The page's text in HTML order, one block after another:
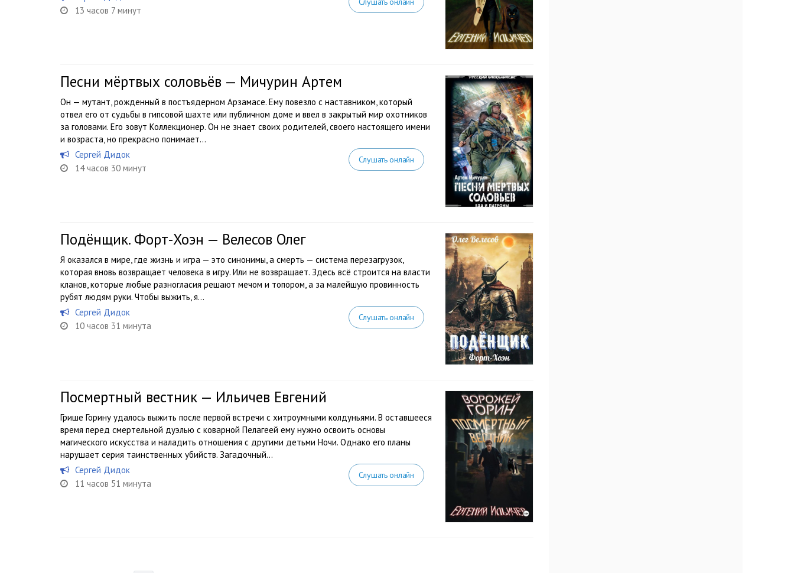
13 часов 7 минут
Песни мёртвых соловьёв — Мичурин Артем
Он — мутант, рожденный в постъядерном Арзамасе. Ему повезло с наставником, который
отвел его от судьбы в гипсовой шахте или публичном доме и ввел в закрытый мир охотников
за головами. Его зовут Коллекционер. Он не знает своих родителей, своего настоящего имени
и возраста, но прекрасно понимает...
Сергей Дидок
14 часов 30 минут
Слушать онлайн
Подёнщик. Форт-Хоэн — Велесов Олег
Я оказался в мире, где жизнь и игра — это синонимы, а смерть — система перезагрузок,
которая вновь возвращает человека в игру. Или не возвращает. Здесь всё строится на власти
кланов, которые любые разногласия решают мечом и топором, а за малейшую провинность
рубят людям руки. Чтобы выжить, я...
Сергей Дидок
10 часов 31 минута
Слушать онлайн
Посмертный вестник — Ильичев Евгений
Грише Горину удалось выжить после первой встречи с хитроумными колдуньями. В оставшееся
время перед смертельной дуэлью с коварной Пелагеей ему нужно освоить основы
магического искусства и наладить отношения с другими детьми Ночи. Однако его планы
нарушает серия таинственных убийств. Загадочный...
Сергей Дидок
11 часов 51 минута
Слушать онлайн